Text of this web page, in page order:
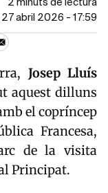
2 minuts de lectura
27 abril 2026 - 17:59
Josep Lluís
aquest dilluns
el copríncep
Francesa,
de la visita
Principat.